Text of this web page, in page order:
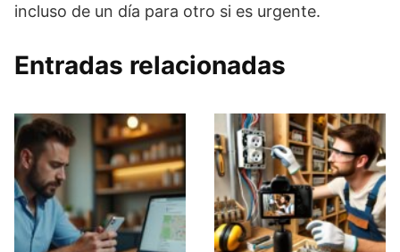
incluso de un día para otro si es urgente.
Entradas relacionadas